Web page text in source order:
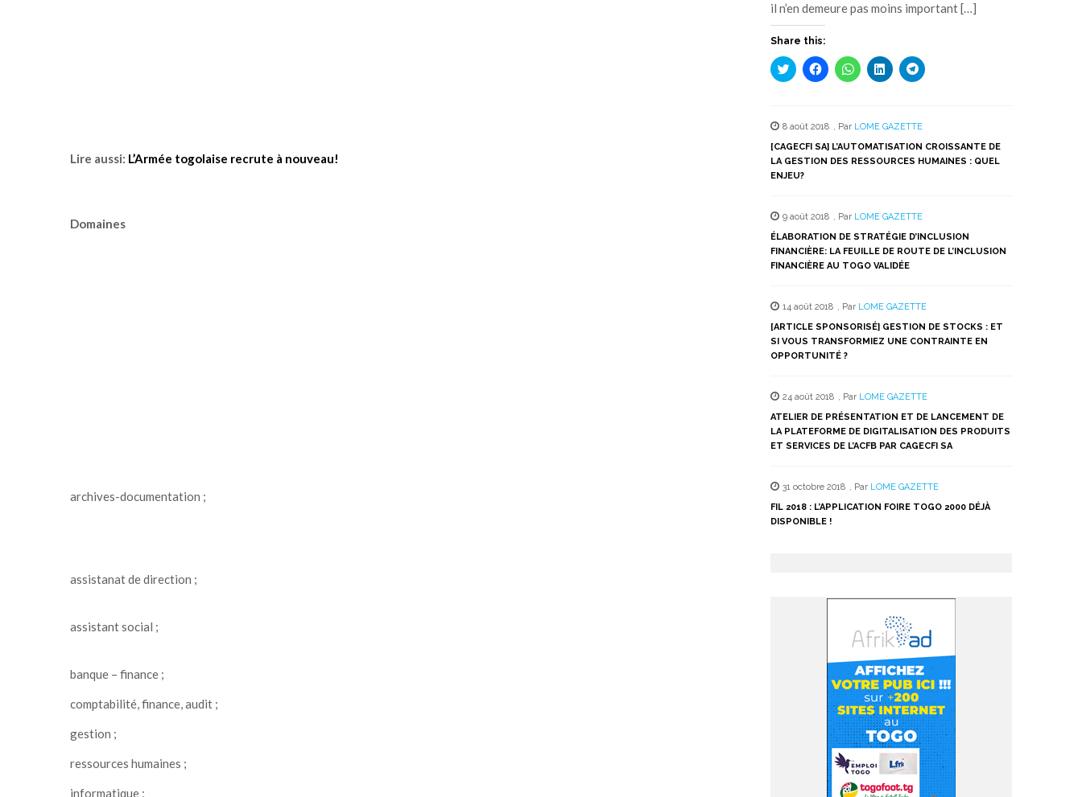
Lire aussi: L’Armée togolaise recrute à nouveau!
Domaines
archives-documentation ;
assistanat de direction ;
assistant social ;
banque – finance ;
comptabilité, finance, audit ;
gestion ;
ressources humaines ;
informatique ;
il n’en demeure pas moins important […]
Share this:
Cliquez
pour
une
nouvelle
fenêtre)
Cliquez
pour
une
nouvelle
fenêtre)
Cliquez
pour
une
nouvelle
fenêtre)
Cliquez
pour
une
nouvelle
fenêtre)
Cliquez
pour
une
nouvelle
fenêtre)
8 août 2018 , Par LOME GAZETTE
[CAGECFI SA] L’AUTOMATISATION CROISSANTE DE
LA GESTION DES RESSOURCES HUMAINES : QUEL
ENJEU?
9 août 2018 , Par LOME GAZETTE
ÉLABORATION DE STRATÉGIE D’INCLUSION
FINANCIÈRE: LA FEUILLE DE ROUTE DE L’INCLUSION
FINANCIÈRE AU TOGO VALIDÉE
14 août 2018 , Par LOME GAZETTE
[ARTICLE SPONSORISÉ] GESTION DE STOCKS : ET
SI VOUS TRANSFORMIEZ UNE CONTRAINTE EN
OPPORTUNITÉ ?
24 août 2018 , Par LOME GAZETTE
ATELIER DE PRÉSENTATION ET DE LANCEMENT DE
LA PLATEFORME DE DIGITALISATION DES PRODUITS
ET SERVICES DE L’ACFB PAR CAGECFI SA
31 octobre 2018 , Par LOME GAZETTE
FIL 2018 : L’APPLICATION FOIRE TOGO 2000 DÉJÀ
DISPONIBLE !